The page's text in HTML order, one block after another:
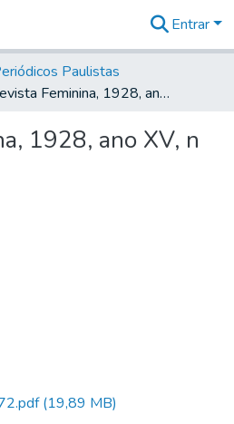
&
Coleções
Tudo na
Digital
Entrar
Paulistas
Revista Feminina, 1928, ano XV, n 172
1928, ano XV, n
(19,89 MB)